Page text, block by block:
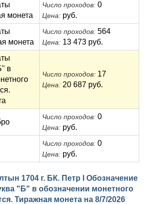
монета
Число проходов: 0
Цена: руб.
монета
Число проходов: 564
Цена: 13 473 руб.
в
Число проходов: 17
Цена: 20 687 руб.
Число проходов: 0
Цена: руб.
Число проходов: 0
Цена: руб.
1704 г. БК. Петр I Обозначение
"Б" в обозначении монетного
Тиражная монета на 8/7/2026